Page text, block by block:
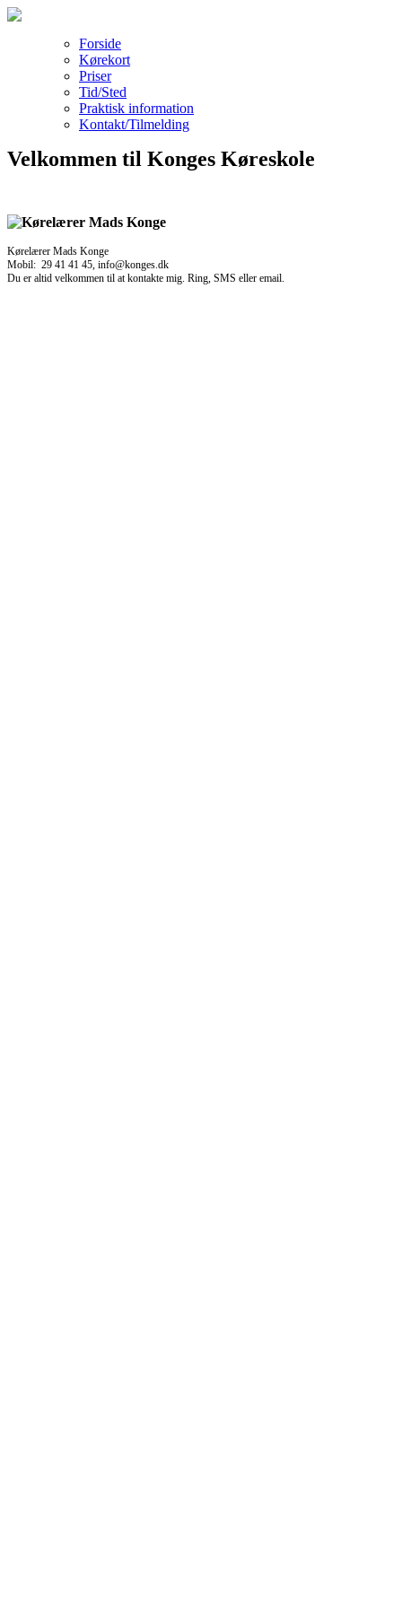
Forside
Kørekort
Priser
Tid/Sted
Praktisk information
Kontakt/Tilmelding
Velkommen til Konges Køreskole
Kørelærer Mads Konge
Mobil: 29 41 41 45, info@konges.dk
Du er altid velkommen til at kontakte mig. Ring, SMS eller email.